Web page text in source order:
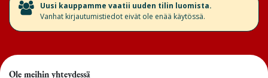
​Uusi kauppamme vaatii uuden tilin luomista.
Vanhat kirjautumistiedot eivät ole enää käytössä.
Ole meihin yhteydessä